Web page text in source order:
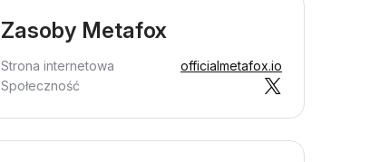
Zasoby Metafox
Strona internetowa
officialmetafox.io
Społeczność